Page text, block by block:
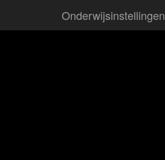
Onderwijsinstellingen